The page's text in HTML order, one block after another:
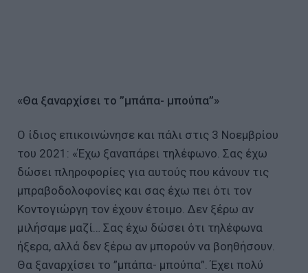
«Θα ξαναρχίσει το ”μπάπα- μπούπα”»
Ο ίδιος επικοινώνησε και πάλι στις 3 Νοεμβρίου
του 2021: «Έχω ξαναπάρει τηλέφωνο. Σας έχω
δώσει πληροφορίες για αυτούς που κάνουν τις
μπραβοδολοφονίες και σας έχω πει ότι τον
Κοντογιώργη τον έχουν έτοιμο. Δεν ξέρω αν
μιλήσαμε μαζί… Σας έχω δώσει ότι τηλέφωνα
ήξερα, αλλά δεν ξέρω αν μπορούν να βοηθήσουν.
Θα ξαναρχίσει το ”μπάπα- μπούπα”. Έχει πολύ